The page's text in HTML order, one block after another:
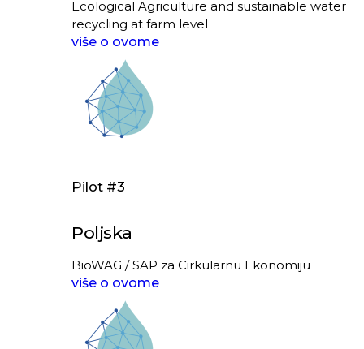
Ecological Agriculture and sustainable water
recycling at farm level
više o ovome
Pilot #3
Poljska
BioWAG / SAP za Cirkularnu Ekonomiju
više o ovome